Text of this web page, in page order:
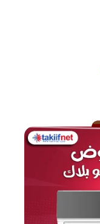
بفترة ضمان
و العنوان
للمنزل.
ذوي خبرة في
تجنب أي مشكلة
فريش